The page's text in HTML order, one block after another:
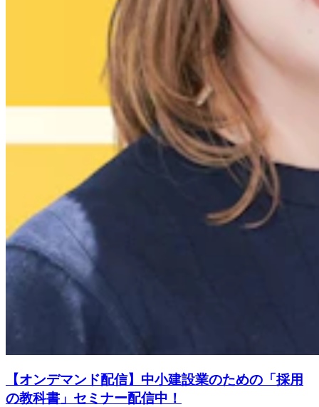
【オンデマンド配信】中小建設業のための「採用
の教科書」セミナー配信中！